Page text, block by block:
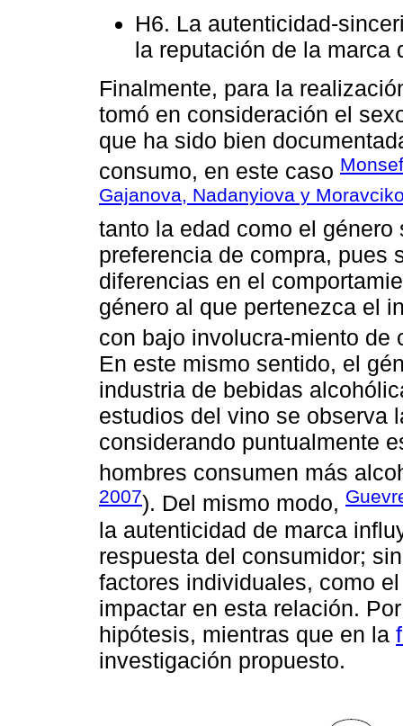
H6. La autenticidad-
la reputación de la marca
Finalmente, para la
tomó en consideración el
que ha sido bien
consumo, en este caso
Gajanova, Nadanyiova y
tanto la edad como el
preferencia de compra, pues
diferencias en el
género al que pertenezca el
con bajo involucra-miento de
En este mismo sentido, el
industria de bebidas
estudios del vino se observa
considerando puntualmente
hombres consumen más
2007). Del mismo modo,
la autenticidad de marca
respuesta del consumidor;
factores individuales, como
impactar en esta relación.
hipótesis, mientras que en la
investigación propuesto.